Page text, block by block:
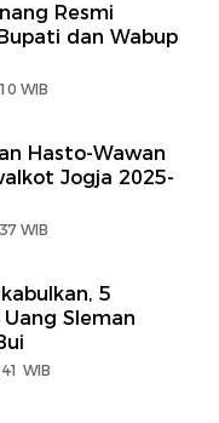
Resmi
dan Wabup
WIB
Hasto-Wawan
Jogja 2025-
WIB
5
Sleman
WIB